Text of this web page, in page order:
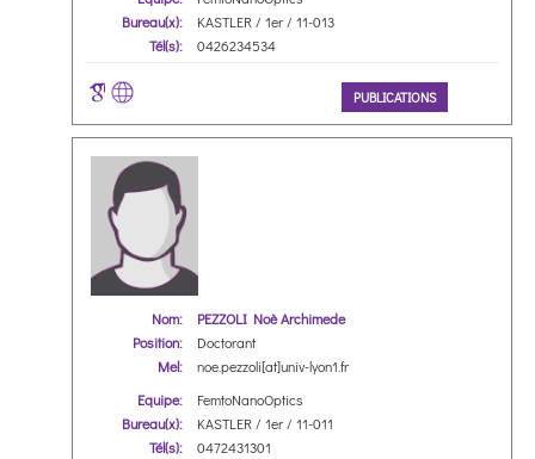
Bureau(x):
KASTLER / 1er / 11-013
Tél(s):
0426234534
PUBLICATIONS
Nom:
PEZZOLI Noè Archimede
Position:
Doctorant
Mel:
noe.pezzoli[at]univ-lyon1.fr
Equipe:
FemtoNanoOptics
Bureau(x):
KASTLER / 1er / 11-011
Tél(s):
0472431301